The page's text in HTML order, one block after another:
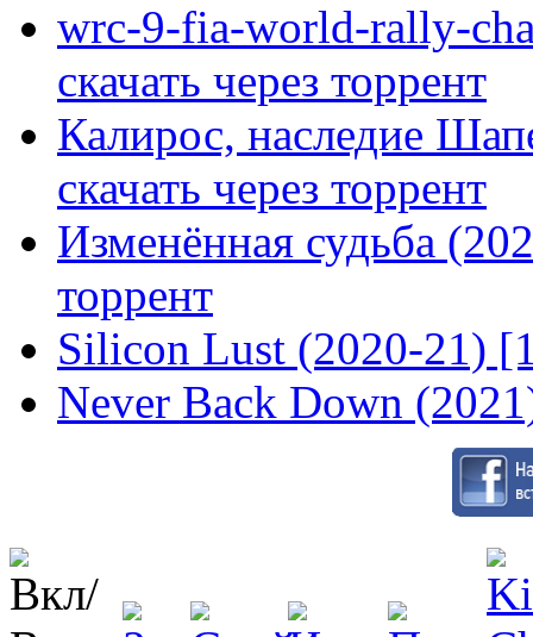
wrc-9-fia-world-rally-
скачать через торрент
Калирос, наследие
скачать через торрент
Изменённая судьба
торрент
Silicon Lust (2020-21)
Never Back Down